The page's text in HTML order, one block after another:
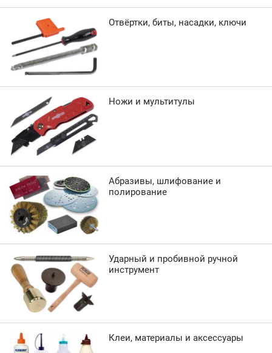
Отвёртки, биты, насадки, ключи
Ножи и мультитулы
Абразивы, шлифование и
полирование
Ударный и пробивной ручной
инструмент
Клеи, материалы и аксессуары